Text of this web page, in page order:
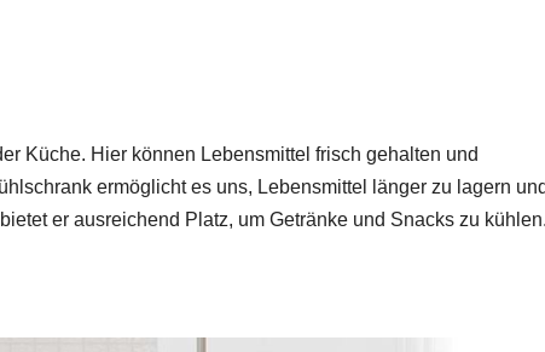
Küche. Hier können Lebensmittel frisch gehalten und
ermöglicht es uns, Lebensmittel länger zu lagern
er ausreichend Platz, um Getränke und Snacks zu